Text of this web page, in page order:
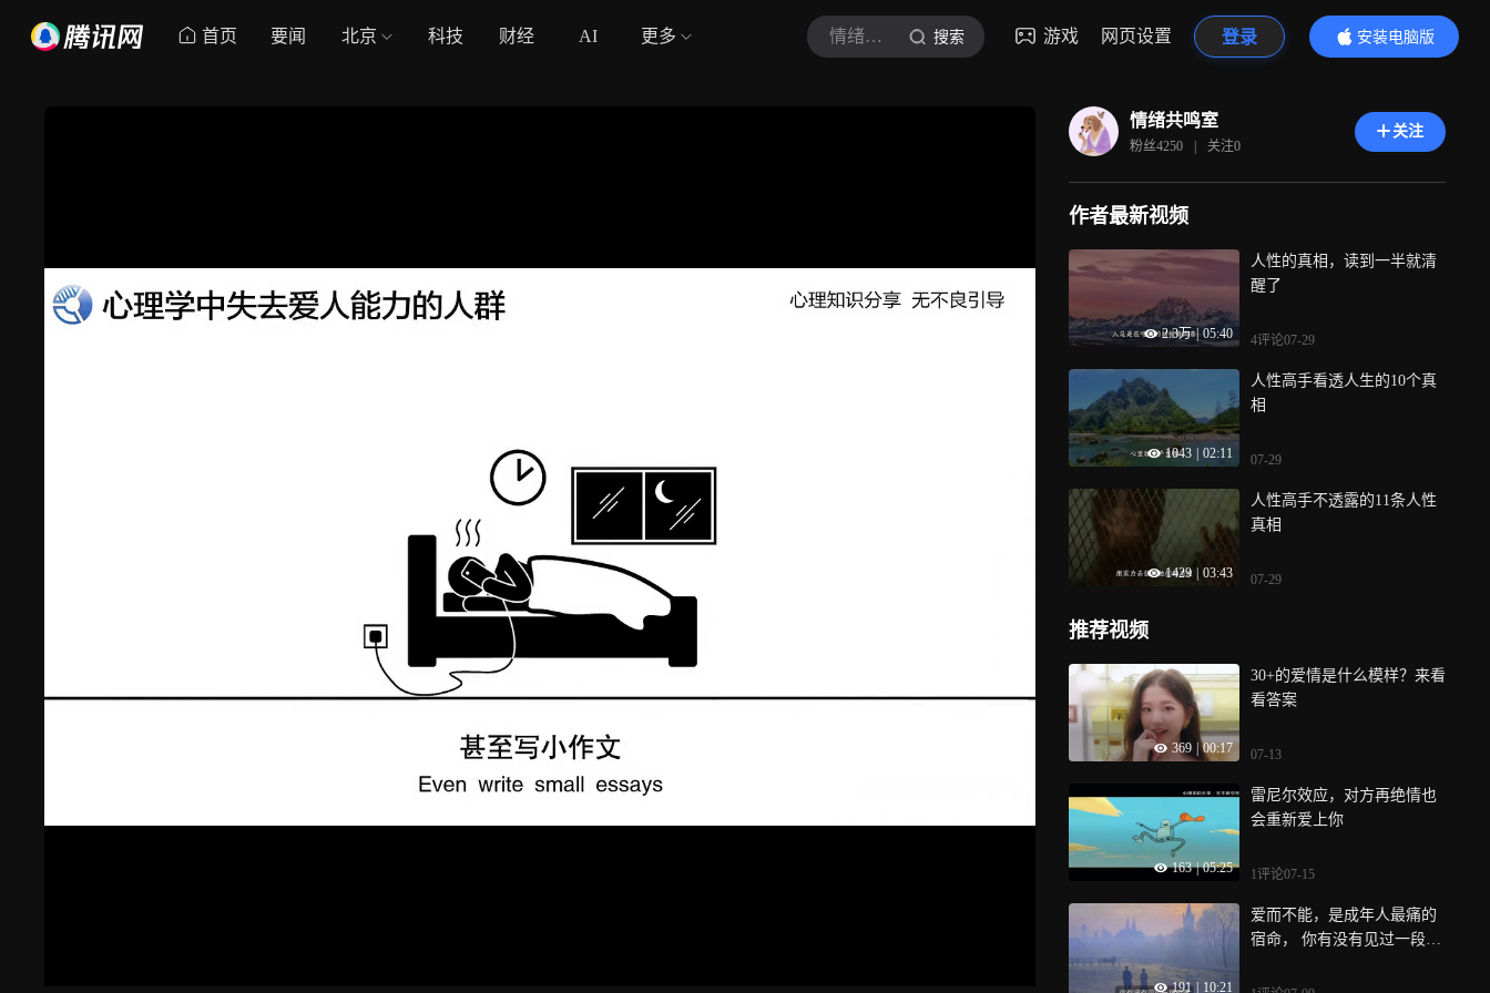
首页 要闻 北京 科技 财经 AI 更多 情绪共鸣室 搜索 游戏 网页设置 登录
安装电脑版
内容更精彩
情绪共鸣室
粉丝4250 | 关注0
关注
作者最新视频
2.3万 | 05:40
人性的真相，读到一半就清
醒了
4评论07-29
1043 02:11
人性高手看透人生的10个真
相
07-29
1429 03:43
人性高手不透露的11条人性
真相
07-29
推荐视频
369 00:17
30+的爱情是什么模样？来看
看答案
07-13
163 | 05:25
雷尼尔效应，对方再绝情也
会重新爱上你
1评论07-15
191 10:21
爱而不能，是成年人最痛的
宿命， 你有没有见过一段感
是走不到最后？